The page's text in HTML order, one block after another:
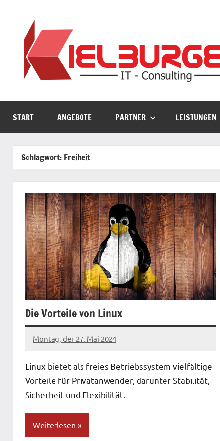
springen
START ANGEBOTE PARTNER LEISTUNGEN
Schlagwort: Freiheit
Die Vorteile von Linux
Montag, der 27. Mai 2024
Patrick
Linux bietet als freies Betriebssystem vielfältige
Vorteile für Privatanwender, darunter Stabilität,
Sicherheit und Flexibilität.
Weiterlesen